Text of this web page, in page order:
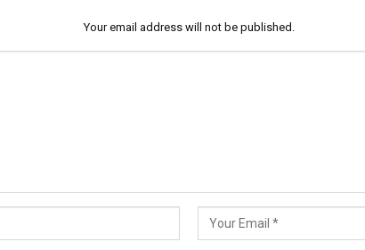
Your email address will not be published.